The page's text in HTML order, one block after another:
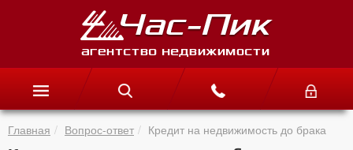
Главная Вопрос-ответ Кредит на недвижимость до брака